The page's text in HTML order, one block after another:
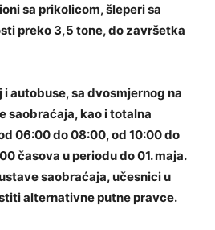
sa prikolicom, šleperi sa
preko 3,5 tone, do završetka
autobuse, sa dvosmjernog na
saobraćaja, kao i totalna
06:00 do 08:00, od 10:00 do
časova u periodu do 01. maja.
saobraćaja, učesnici u
alternativne putne pravce.